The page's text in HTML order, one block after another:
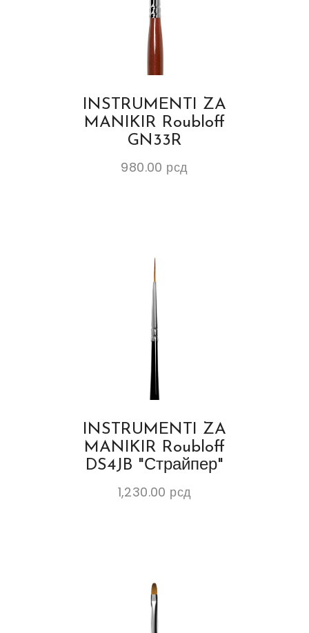
INSTRUMENTI ZA
MANIKIR Roubloff
GN33R
980.00 рсд
INSTRUMENTI ZA
MANIKIR Roubloff
DS4JB "Страйпер"
1,230.00 рсд